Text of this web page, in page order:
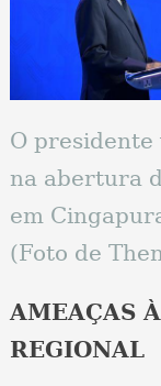
O presidente
na abertura
em
(Foto de
AMEAÇAS
REGIONAL